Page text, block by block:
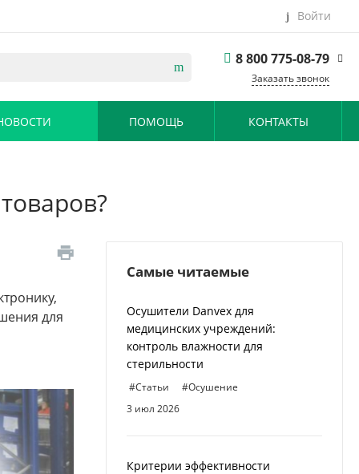
Войти
8 800 775-08-79
8 800 775-08-79
г. Москва, БЦ
Вятская д.70, офис
Заказать звонок
ПОМОЩЬ КОНТАКТЫ
Самые читаемые
Осушители Danvex для
медицинских учреждений:
контроль влажности для
стерильности
#Статьи
#Осушение
3 июл 2026
Критерии эффективности
для